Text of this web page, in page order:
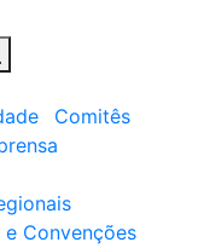
Comitês
Convenções